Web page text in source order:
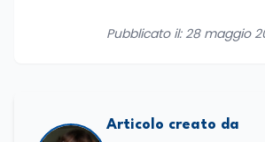
Pubblicato il: 28 maggio
Articolo creato da